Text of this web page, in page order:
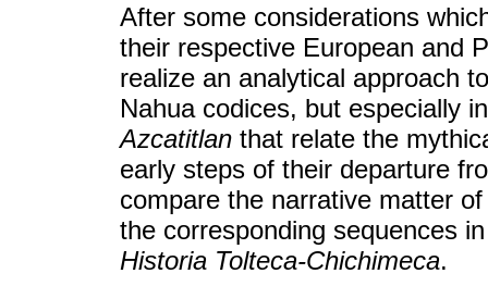
After some considerations
their respective European and
realize an analytical approach
Nahua codices, but especially
Azcatitlan that relate the
early steps of their departure
compare the narrative matter
the corresponding sequences
Historia Tolteca-Chichimeca.